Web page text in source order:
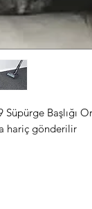
Süpürge Başlığı
hariç gönderilir